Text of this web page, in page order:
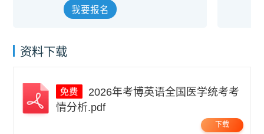
我要报名
资料下载
情分析.pdf
下载